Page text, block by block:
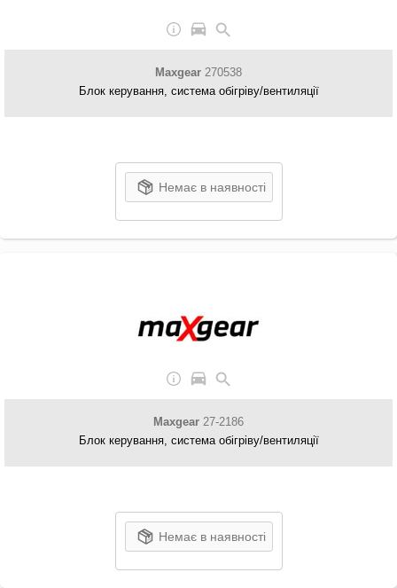
Maxgear 270538
Блок керування, система обігріву/вентиляції
Немає в наявності
Maxgear 27-2186
Блок керування, система обігріву/вентиляції
Немає в наявності